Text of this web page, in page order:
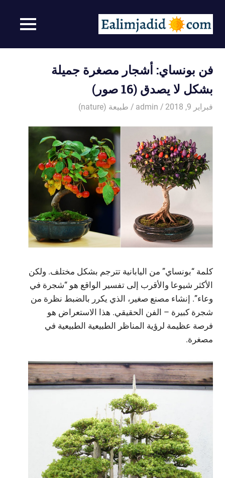
content
سخيفه
رائعة
احصل
مزاج
جيد
مشاهدة
الممتعة
MENU
فن بونساي: أشجار مصغرة جميلة
بشكل لا يصدق (16 صور)
فبراير 9, 2018 admin طبيعة (nature)
كلمة “بونساي” من اليابانية تترجم بشكل مختلف. ولكن
الأكثر شيوعا والأقرب إلى تفسير الواقع هو “شجرة في
وعاء”. إنشاء مصنع صغير، الذي يكرر بالضبط نظرة من
شجرة كبيرة – الفن الحقيقي. هذا الاستعراض هو
فرصة عظيمة لرؤية المناظر الطبيعية الطبيعية في
مصغرة.